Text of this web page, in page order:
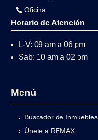
Oficina
Horario de Atención
L-V: 09 am a 06 pm
Sab: 10 am a 02 pm
Menú
Buscador de Inmuebles
Únete a REMAX